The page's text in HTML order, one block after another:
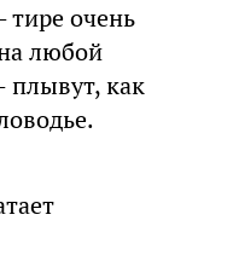
очень
любой
плывут, как